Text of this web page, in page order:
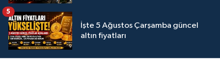
İşte 5 Ağustos Çarşamba güncel
altın fiyatları
5